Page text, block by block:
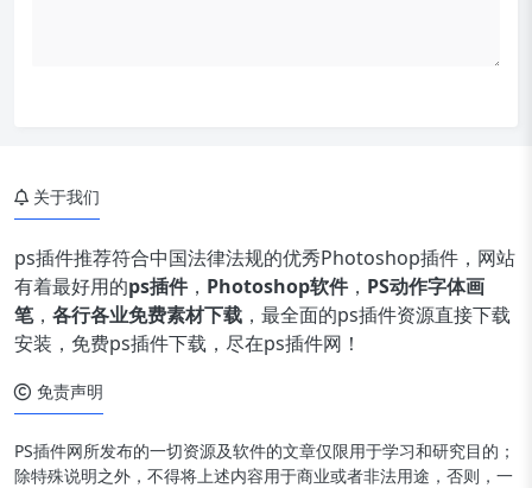
关于我们
ps插件推荐符合中国法律法规的优秀Photoshop插件，网站
有着最好用的ps插件， Photoshop软件， PS动作字体画
笔， 各行各业免费素材下载 ，最全面的ps插件资源直接下载
安装，免费ps插件下载，尽在ps插件网！
免责声明
PS插件网所发布的一切资源及软件的文章仅限用于学习和研究目的；
除特殊说明之外，不得将上述内容用于商业或者非法用途，否则，一